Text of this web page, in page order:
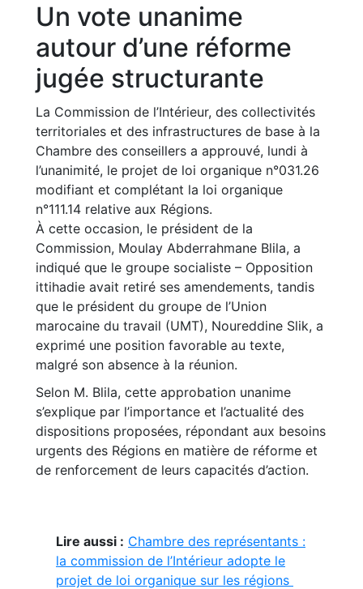
Un vote unanime
autour d’une réforme
jugée structurante
La Commission de l’Intérieur, des collectivités
territoriales et des infrastructures de base à la
Chambre des conseillers a approuvé, lundi à
l’unanimité, le projet de loi organique n°031.26
modifiant et complétant la loi organique
n°111.14 relative aux Régions.
À cette occasion, le président de la
Commission, Moulay Abderrahmane Blila, a
indiqué que le groupe socialiste – Opposition
ittihadie avait retiré ses amendements, tandis
que le président du groupe de l’Union
marocaine du travail (UMT), Noureddine Slik, a
exprimé une position favorable au texte,
malgré son absence à la réunion.
Selon M. Blila, cette approbation unanime
s’explique par l’importance et l’actualité des
dispositions proposées, répondant aux besoins
urgents des Régions en matière de réforme et
de renforcement de leurs capacités d’action.
Lire aussi : Chambre des représentants :
la commission de l’Intérieur adopte le
projet de loi organique sur les régions